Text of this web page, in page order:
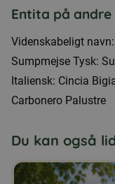
Entita på andre
Videnskabeligt
Sumpmejse Tysk:
Italiensk: Cincia
Carbonero Palustre
Du kan også